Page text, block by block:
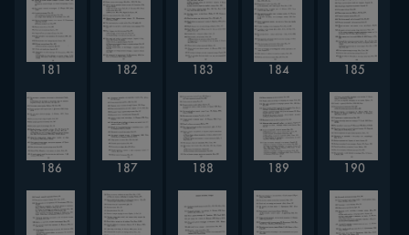
181 182 183 184 185
186 187 188 189 190